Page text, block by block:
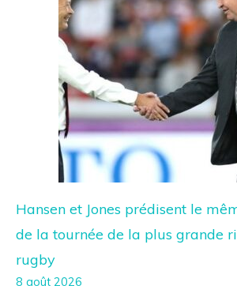
Hansen et Jones prédisent le
de la tournée de la plus grande
rugby
8 août 2026